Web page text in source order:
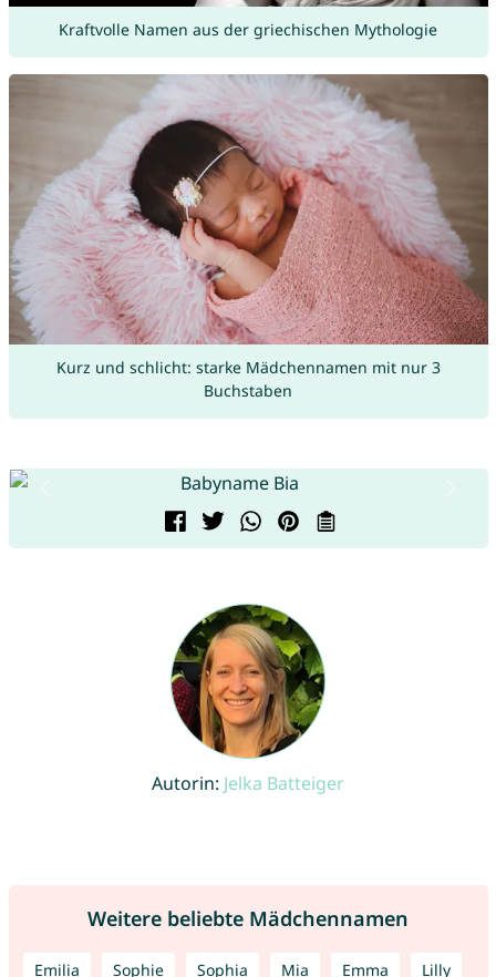
Kraftvolle Namen aus der griechischen Mythologie
Kurz und schlicht: starke Mädchennamen mit nur 3
Buchstaben
Autorin: Jelka Batteiger
Weitere beliebte Mädchennamen
Emilia Sophie Sophia Mia Emma Lilly